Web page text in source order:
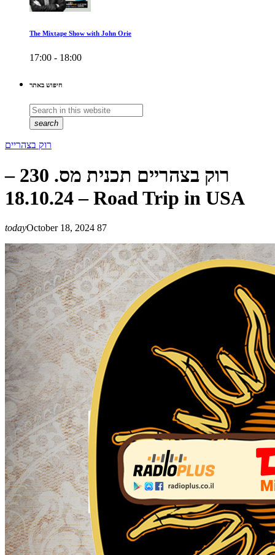
The Mixtape Show with John Orie
17:00 - 18:00
חיפוש באתר
search
רוק בצהריים
רוק בצהריים תכנית מס. 230 –
18.10.24 – Road Trip in USA
todayOctober 18, 2024 87